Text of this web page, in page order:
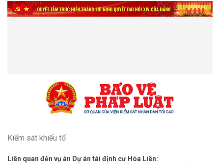
Kiểm sát khiếu tố
Liên quan đến vụ án Dự án tái định cư Hòa Liên: